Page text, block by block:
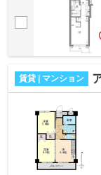
賃貸 | マンション